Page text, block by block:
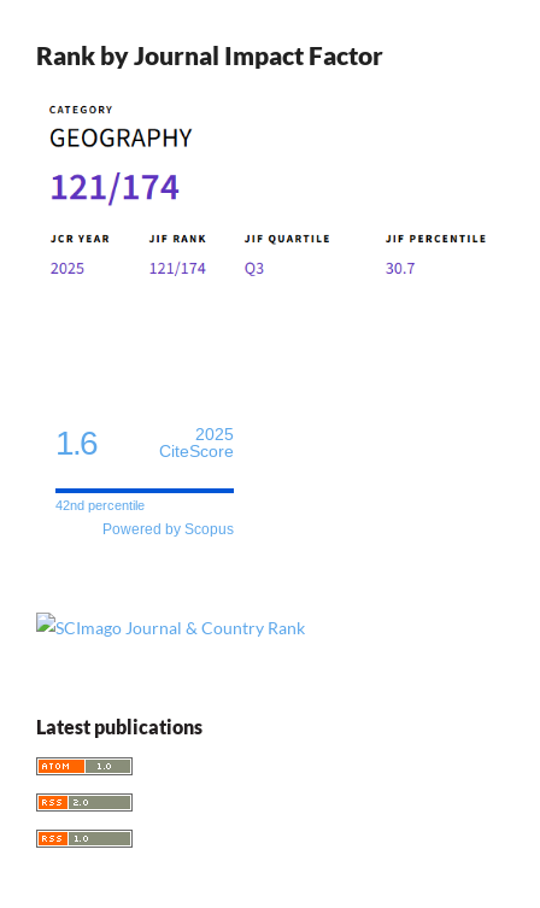
Rank by Journal Impact Factor
1.6
2025
CiteScore
42nd percentile
Powered by Scopus
Latest publications